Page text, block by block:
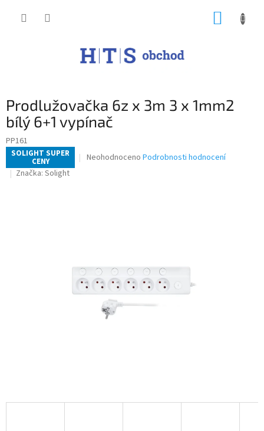
Prodlužovačka 6z x 3m 3 x 1mm2
bílý 6+1 vypínač
PP161
SOLIGHT SUPER
CENY
Průměrné
Neohodnoceno Podrobnosti hodnocení
Značka: Solight